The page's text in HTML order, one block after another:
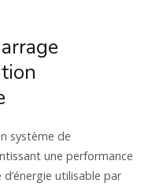
système de
une performance
utilisable par